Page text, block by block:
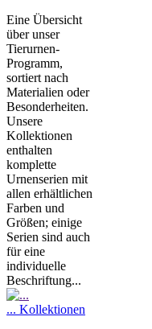
Eine Übersicht
über unser
Tierurnen-
Programm,
sortiert nach
Materialien oder
Besonderheiten.
Unsere
Kollektionen
enthalten
komplette
Urnenserien mit
allen erhältlichen
Farben und
Größen; einige
Serien sind auch
für eine
individuelle
Beschriftung...
... Kollektionen